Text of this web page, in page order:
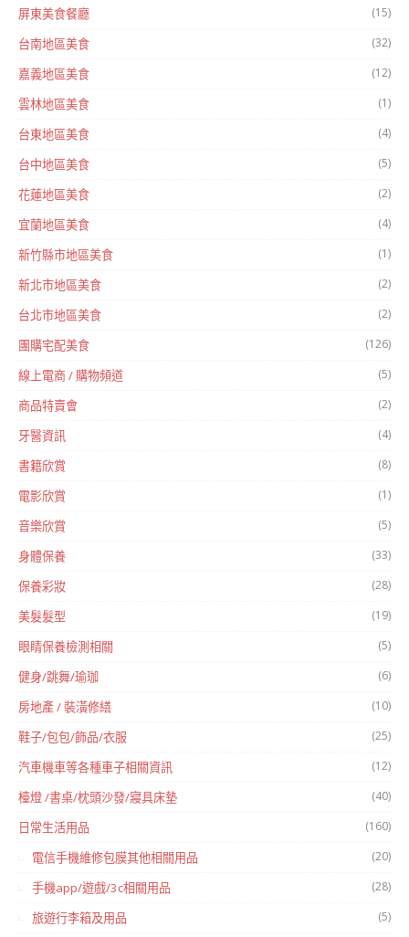
屏東美食餐廳 (15)
台南地區美食 (32)
嘉義地區美食 (12)
雲林地區美食 (1)
台東地區美食 (4)
台中地區美食 (5)
花蓮地區美食 (2)
宜蘭地區美食 (4)
新竹縣市地區美食 (1)
新北市地區美食 (2)
台北市地區美食 (2)
團購宅配美食 (126)
線上電商 / 購物頻道 (5)
商品特賣會 (2)
牙醫資訊 (4)
書籍欣賞 (8)
電影欣賞 (1)
音樂欣賞 (5)
身體保養 (33)
保養彩妝 (28)
美髮髮型 (19)
眼睛保養檢測相關 (5)
健身/跳舞/瑜珈 (6)
房地產 / 裝潢修繕 (10)
鞋子/包包/飾品/衣服 (25)
汽車機車等各種車子相關資訊 (12)
檯燈 /書桌/枕頭沙發/寢具床墊 (40)
日常生活用品 (160)
電信手機維修包膜其他相關用品 (20)
手機app/遊戲/3c相關用品 (28)
旅遊行李箱及用品 (5)